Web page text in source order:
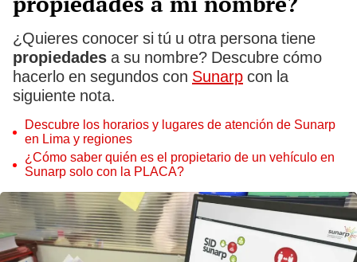
¿Quieres conocer si tú u otra persona tiene
propiedades a su nombre? Descubre cómo
hacerlo en segundos con Sunarp con la
siguiente nota.
Descubre los horarios y lugares de atención de Sunarp
en Lima y regiones
¿Cómo saber quién es el propietario de un vehículo en
Sunarp solo con la PLACA?